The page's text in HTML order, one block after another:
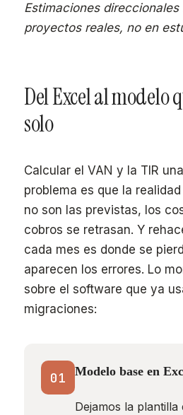
Estimaciones direccionales
proyectos reales, no en
Del Excel al modelo
solo
Calcular el VAN y la TIR
problema es que la
no son las previstas, los
cobros se retrasan. Y
cada mes es donde se
aparecen los errores. Lo
sobre el software que ya
migraciones:
01 Modelo base en
Dejamos la